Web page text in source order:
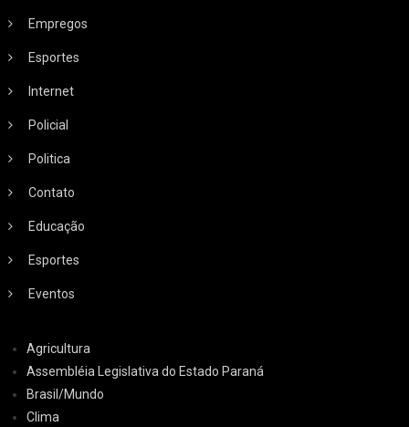
Empregos
Esportes
Internet
Policial
Politica
Contato
Educação
Esportes
Eventos
Agricultura
Assembléia Legislativa do Estado Paraná
Brasil/Mundo
Clima